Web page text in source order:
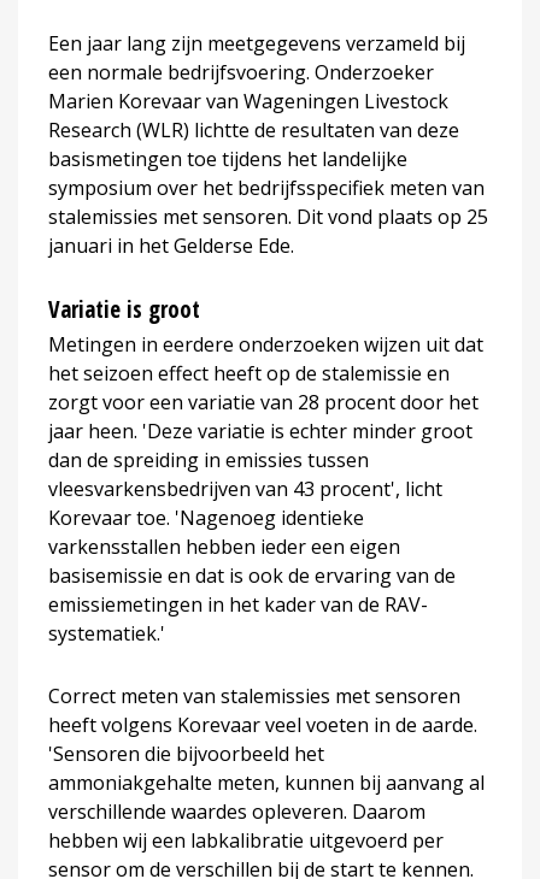
Een jaar lang zijn meetgegevens verzameld bij
een normale bedrijfsvoering. Onderzoeker
Marien Korevaar van Wageningen Livestock
Research (WLR) lichtte de resultaten van deze
basismetingen toe tijdens het landelijke
symposium over het bedrijfsspecifiek meten van
stalemissies met sensoren. Dit vond plaats op 25
januari in het Gelderse Ede.
Variatie is groot
Metingen in eerdere onderzoeken wijzen uit dat
het seizoen effect heeft op de stalemissie en
zorgt voor een variatie van 28 procent door het
jaar heen. 'Deze variatie is echter minder groot
dan de spreiding in emissies tussen
vleesvarkensbedrijven van 43 procent', licht
Korevaar toe. 'Nagenoeg identieke
varkensstallen hebben ieder een eigen
basisemissie en dat is ook de ervaring van de
emissiemetingen in het kader van de RAV-
systematiek.'
Correct meten van stalemissies met sensoren
heeft volgens Korevaar veel voeten in de aarde.
'Sensoren die bijvoorbeeld het
ammoniakgehalte meten, kunnen bij aanvang al
verschillende waardes opleveren. Daarom
hebben wij een labkalibratie uitgevoerd per
sensor om de verschillen bij de start te kennen.